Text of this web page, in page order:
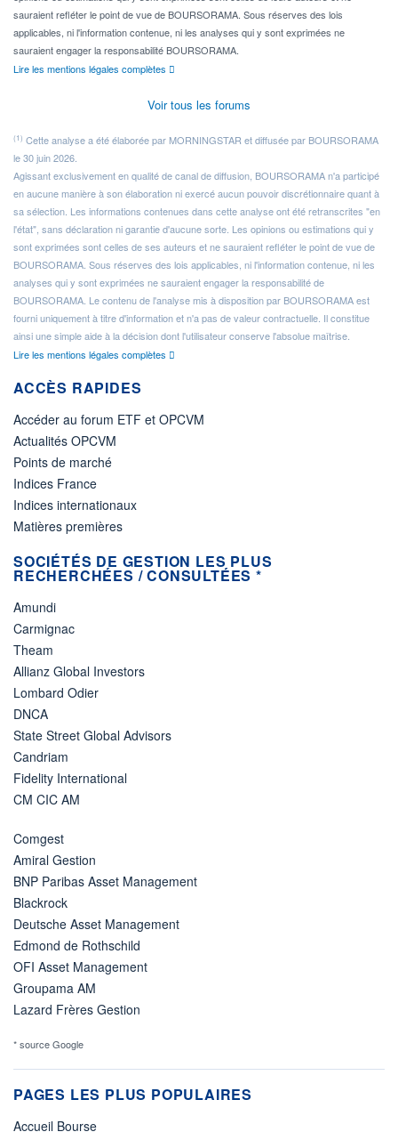
sauraient refléter le point de vue de BOURSORAMA. Sous réserves des lois
applicables, ni l'information contenue, ni les analyses qui y sont exprimées ne
sauraient engager la responsabilité BOURSORAMA.
Lire les mentions légales complètes
Voir tous les forums
(1) Cette analyse a été élaborée par MORNINGSTAR et diffusée par BOURSORAMA
le 30 juin 2026.
Agissant exclusivement en qualité de canal de diffusion, BOURSORAMA n'a participé
en aucune manière à son élaboration ni exercé aucun pouvoir discrétionnaire quant à
sa sélection. Les informations contenues dans cette analyse ont été retranscrites "en
l'état", sans déclaration ni garantie d'aucune sorte. Les opinions ou estimations qui y
sont exprimées sont celles de ses auteurs et ne sauraient refléter le point de vue de
BOURSORAMA. Sous réserves des lois applicables, ni l'information contenue, ni les
analyses qui y sont exprimées ne sauraient engager la responsabilité de
BOURSORAMA. Le contenu de l'analyse mis à disposition par BOURSORAMA est
fourni uniquement à titre d'information et n'a pas de valeur contractuelle. Il constitue
ainsi une simple aide à la décision dont l'utilisateur conserve l'absolue maîtrise.
Lire les mentions légales complètes
ACCÈS RAPIDES
Accéder au forum ETF et OPCVM
Actualités OPCVM
Points de marché
Indices France
Indices internationaux
Matières premières
SOCIÉTÉS DE GESTION LES PLUS
RECHERCHÉES / CONSULTÉES *
Amundi
Carmignac
Theam
Allianz Global Investors
Lombard Odier
DNCA
State Street Global Advisors
Candriam
Fidelity International
CM CIC AM
Comgest
Amiral Gestion
BNP Paribas Asset Management
Blackrock
Deutsche Asset Management
Edmond de Rothschild
OFI Asset Management
Groupama AM
Lazard Frères Gestion
* source Google
PAGES LES PLUS POPULAIRES
Accueil Bourse